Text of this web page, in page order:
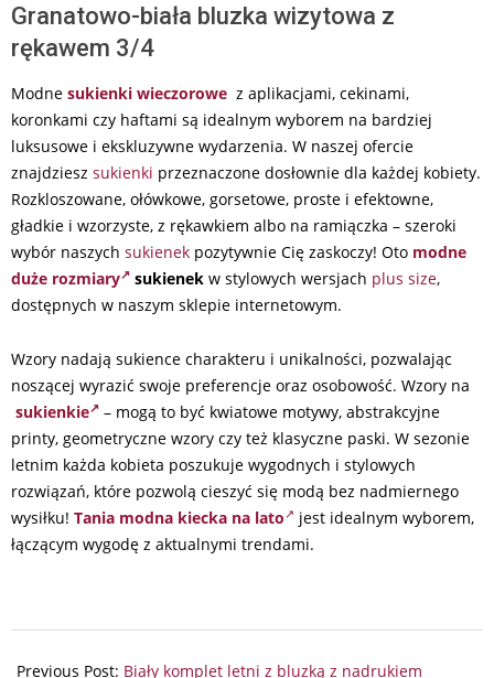
Granatowo-biała bluzka wizytowa z
rękawem 3/4
Modne sukienki wieczorowe z aplikacjami, cekinami,
koronkami czy haftami są idealnym wyborem na bardziej
luksusowe i ekskluzywne wydarzenia. W naszej ofercie
znajdziesz sukienki przeznaczone dosłownie dla każdej kobiety.
Rozkloszowane, ołówkowe, gorsetowe, proste i efektowne,
gładkie i wzorzyste, z rękawkiem albo na ramiączka – szeroki
wybór naszych sukienek pozytywnie Cię zaskoczy! Oto modne
duże rozmiary
sukienek w stylowych wersjach plus size,
dostępnych w naszym sklepie internetowym.
Wzory nadają sukience charakteru i unikalności, pozwalając
noszącej wyrazić swoje preferencje oraz osobowość. Wzory na
sukienkie
– mogą to być kwiatowe motywy, abstrakcyjne
printy, geometryczne wzory czy też klasyczne paski. W sezonie
letnim każda kobieta poszukuje wygodnych i stylowych
rozwiązań, które pozwolą cieszyć się modą bez nadmiernego
wysiłku! Tania modna kiecka na lato
jest idealnym wyborem,
łączącym wygodę z aktualnymi trendami.
07-
Previous Post: Biały komplet letni z bluzką z nadrukiem